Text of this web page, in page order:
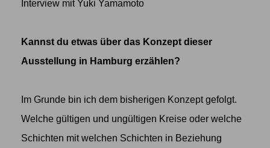
Interview mit Yuki Yamamoto
Kannst du etwas über das Konzept dieser
Ausstellung in Hamburg erzählen?
Im Grunde bin ich dem bisherigen Konzept gefolgt.
Welche gültigen und ungültigen Kreise oder welche
Schichten mit welchen Schichten in Beziehung